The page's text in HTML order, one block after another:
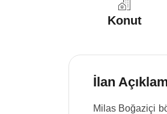
Konut
İlan
Milas Boğaziçi